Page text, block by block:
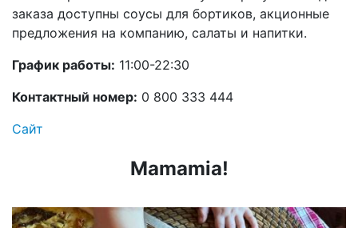
заказа доступны соусы для бортиков, акционные
предложения на компанию, салаты и напитки.
График работы: 11:00-22:30
Контактный номер: 0 800 333 444
Сайт
Mamamia!